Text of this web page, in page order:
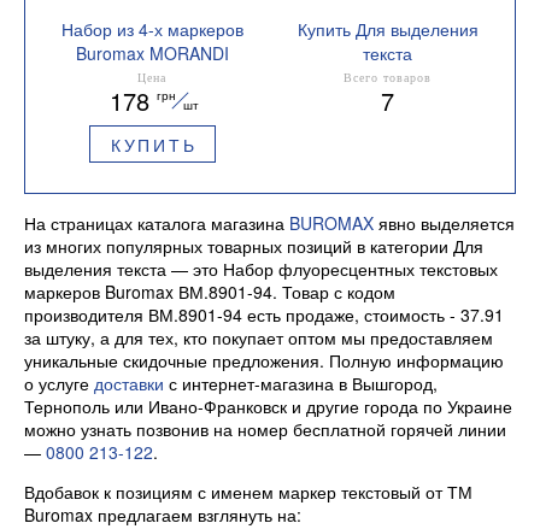
Набор из 4-х маркеров
Buromax MORANDI
STYLE Glitter 2-4.5 мм
BM.8908-94
Цена
178 грн
шт
КУПИТЬ
Купить Для выделения
текста
Количество цветов в
упаковке 4
Всего товаров
7
На страницах каталога магазина BUROMAX явно выделяется
из многих популярных товарных позиций в категории Для
выделения текста — это Набор флуоресцентных текстовых
маркеров Buromax ВМ.8901-94. Товар с кодом
производителя ВМ.8901-94 есть продаже, стоимость - 37.91
за штуку, а для тех, кто покупает оптом мы предоставляем
уникальные скидочные предложения. Полную информацию
о услуге доставки с интернет-магазина в Вышгород,
Тернополь или Ивано-Франковск и другие города по Украине
можно узнать позвонив на номер бесплатной горячей линии
— 0800 213-122.
Вдобавок к позициям с именем маркер текстовый от ТМ
Buromax предлагаем взглянуть на: